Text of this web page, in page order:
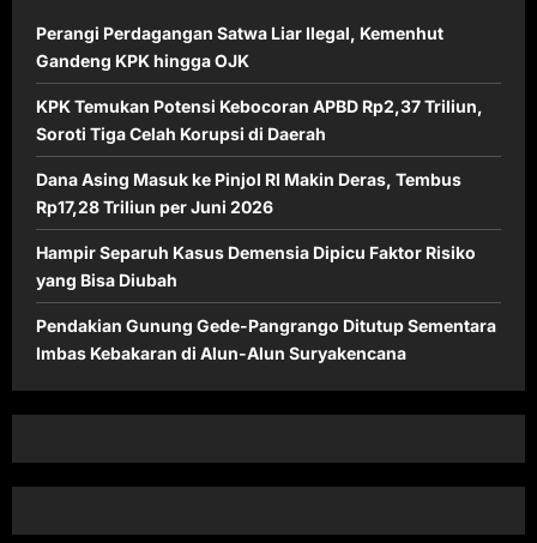
Perangi Perdagangan Satwa Liar Ilegal, Kemenhut
Gandeng KPK hingga OJK
KPK Temukan Potensi Kebocoran APBD Rp2,37 Triliun,
Soroti Tiga Celah Korupsi di Daerah
Dana Asing Masuk ke Pinjol RI Makin Deras, Tembus
Rp17,28 Triliun per Juni 2026
Hampir Separuh Kasus Demensia Dipicu Faktor Risiko
yang Bisa Diubah
Pendakian Gunung Gede-Pangrango Ditutup Sementara
Imbas Kebakaran di Alun-Alun Suryakencana